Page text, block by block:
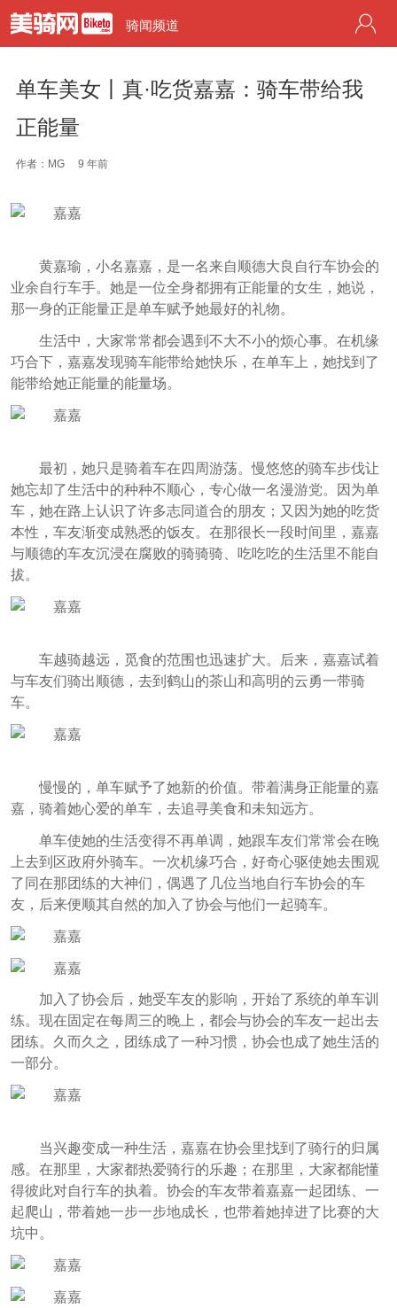
骑闻频道
单车美女丨真·吃货嘉嘉：骑车带给我
正能量
作者：MG 9 年前
黄嘉瑜，小名嘉嘉，是一名来自顺德大良自行车协会的
业余自行车手。她是一位全身都拥有正能量的女生，她说，
那一身的正能量正是单车赋予她最好的礼物。
生活中，大家常常都会遇到不大不小的烦心事。在机缘
巧合下，嘉嘉发现骑车能带给她快乐，在单车上，她找到了
能带给她正能量的能量场。
最初，她只是骑着车在四周游荡。慢悠悠的骑车步伐让
她忘却了生活中的种种不顺心，专心做一名漫游党。因为单
车，她在路上认识了许多志同道合的朋友；又因为她的吃货
本性，车友渐变成熟悉的饭友。在那很长一段时间里，嘉嘉
与顺德的车友沉浸在腐败的骑骑骑、吃吃吃的生活里不能自
拔。
车越骑越远，觅食的范围也迅速扩大。后来，嘉嘉试着
与车友们骑出顺德，去到鹤山的茶山和高明的云勇一带骑
车。
慢慢的，单车赋予了她新的价值。带着满身正能量的嘉
嘉，骑着她心爱的单车，去追寻美食和未知远方。
单车使她的生活变得不再单调，她跟车友们常常会在晚
上去到区政府外骑车。一次机缘巧合，好奇心驱使她去围观
了同在那团练的大神们，偶遇了几位当地自行车协会的车
友，后来便顺其自然的加入了协会与他们一起骑车。
加入了协会后，她受车友的影响，开始了系统的单车训
练。现在固定在每周三的晚上，都会与协会的车友一起出去
团练。久而久之，团练成了一种习惯，协会也成了她生活的
一部分。
当兴趣变成一种生活，嘉嘉在协会里找到了骑行的归属
感。在那里，大家都热爱骑行的乐趣；在那里，大家都能懂
得彼此对自行车的执着。协会的车友带着嘉嘉一起团练、一
起爬山，带着她一步一步地成长，也带着她掉进了比赛的大
坑中。